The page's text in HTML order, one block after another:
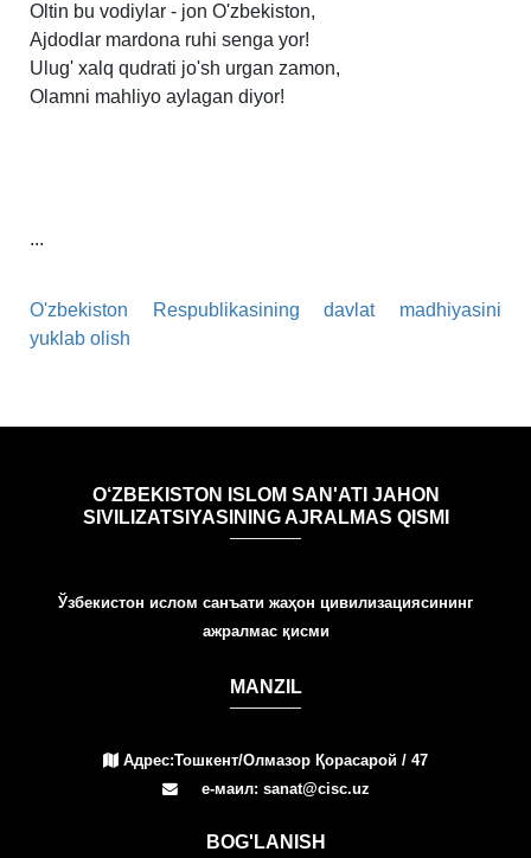
Oltin bu vodiylar - jon O'zbekiston,
Ajdodlar mardona ruhi senga yor!
Ulug' xalq qudrati jo'sh urgan zamon,
Olamni mahliyo aylagan diyor!
...
O'zbekiston Respublikasining davlat madhiyasini
yuklab olish
O‘ZBEKISTON ISLOM SAN'ATI JAHON
SIVILIZATSIYASINING AJRALMAS QISMI
Ўзбекистон ислом санъати жаҳон цивилизациясининг
ажралмас қисми
MANZIL
Адрес:Тошкент/Олмазор Қорасарой / 47
е-маил: sanat@cisc.uz
BOG'LANISH